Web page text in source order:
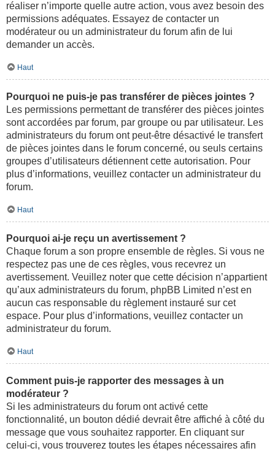
réaliser n’importe quelle autre action, vous avez besoin des
permissions adéquates. Essayez de contacter un
modérateur ou un administrateur du forum afin de lui
demander un accès.
Haut
Pourquoi ne puis-je pas transférer de pièces jointes ?
Les permissions permettant de transférer des pièces jointes
sont accordées par forum, par groupe ou par utilisateur. Les
administrateurs du forum ont peut-être désactivé le transfert
de pièces jointes dans le forum concerné, ou seuls certains
groupes d’utilisateurs détiennent cette autorisation. Pour
plus d’informations, veuillez contacter un administrateur du
forum.
Haut
Pourquoi ai-je reçu un avertissement ?
Chaque forum a son propre ensemble de règles. Si vous ne
respectez pas une de ces règles, vous recevrez un
avertissement. Veuillez noter que cette décision n’appartient
qu’aux administrateurs du forum, phpBB Limited n’est en
aucun cas responsable du règlement instauré sur cet
espace. Pour plus d’informations, veuillez contacter un
administrateur du forum.
Haut
Comment puis-je rapporter des messages à un
modérateur ?
Si les administrateurs du forum ont activé cette
fonctionnalité, un bouton dédié devrait être affiché à côté du
message que vous souhaitez rapporter. En cliquant sur
celui-ci, vous trouverez toutes les étapes nécessaires afin